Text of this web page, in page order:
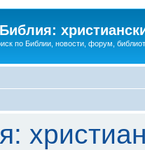
по Библии, новости, форум,